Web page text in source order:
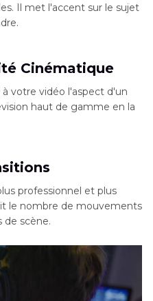
Il met l'accent sur le sujet
Cinématique
votre vidéo l'aspect d'un
haut de gamme en la
professionnel et plus
le nombre de mouvements
de scène.